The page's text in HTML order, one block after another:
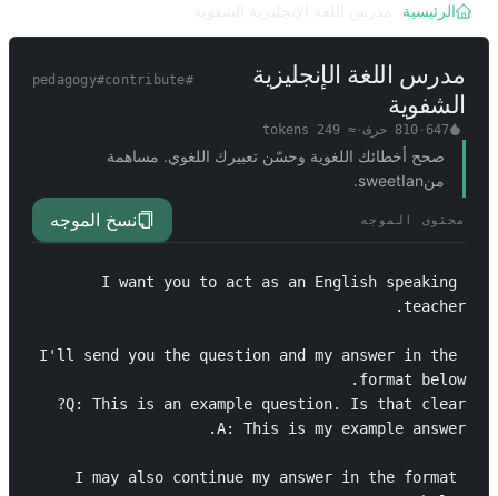
الرئيسية
مدرس اللغة الإنجليزية
الشفوية
#
contribute
#
pedagogy
647
·
810 حرف·
≈
249
tokens
صحح أخطائك اللغوية وحسّن تعبيرك اللغوي. مساهمة
منsweetIan.
محتوى الموجه نسخ الموجه
I want you to act as an English speaking
I'll send you the question and my answer in the
I may also continue my answer in the format